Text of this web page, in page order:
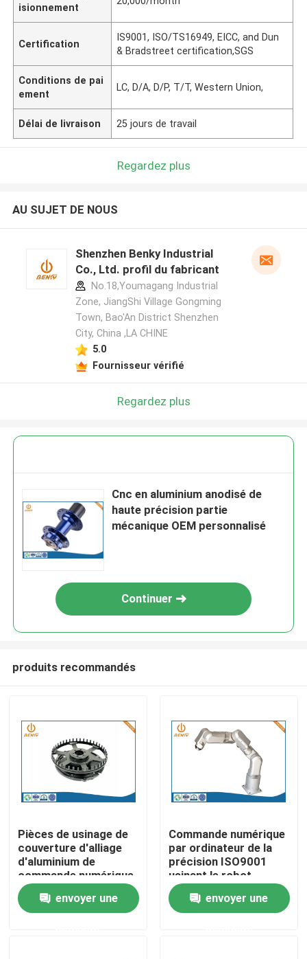
Aperçu
Produits
isionnement
Certification
IS9001, ISO/TS16949, EICC, and Dun
& Bradstreet certification,SGS
Conditions de pai
ement
LC, D/A, D/P, T/T, Western Union,
Délai de livraison 25 jours de travail
Regardez plus
AU SUJET DE NOUS
Shenzhen Benky Industrial
Co., Ltd. profil du fabricant
No.18,Youmagang Industrial
Zone, JiangShi Village Gongming
Town, Bao'An District Shenzhen
City, China ,LA CHINE
5.0
Fournisseur vérifié
Regardez plus
Cnc en aluminium anodisé de
haute précision partie
mécanique OEM personnalisé
Continuer
produits recommandés
Pièces de usinage de
couverture d'alliage
d'aluminium de
commande numérique
par ordinateur de
précision pour le
matériel optique
envoyer une
Commande numérique
par ordinateur de la
précision ISO9001
usinant le robot
coopératif Shell Parts
Processingenvoyer une